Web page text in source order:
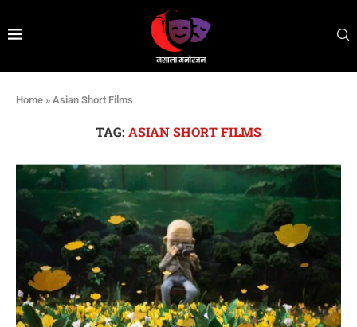
Home » Asian Short Films
TAG: ASIAN SHORT FILMS